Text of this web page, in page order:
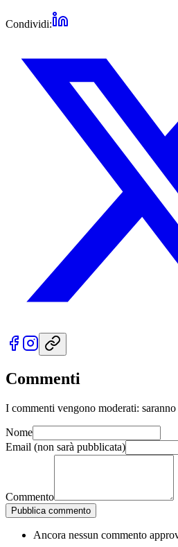
Condividi:
Commenti
I commenti vengono moderati:
Nome
Email (non sarà pubblicata)
Commento
Pubblica commento
Ancora nessun commento